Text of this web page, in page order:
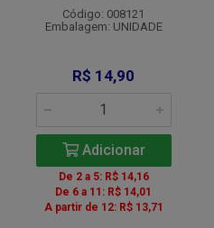
Código: 008121
Embalagem: UNIDADE
R$ 14,90
Adicionar
De 2 a 5: R$ 14,16
De 6 a 11: R$ 14,01
A partir de 12: R$ 13,71